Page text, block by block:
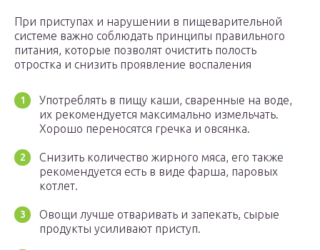
При приступах и нарушении в пищеварительной
системе важно соблюдать принципы правильного
питания, которые позволят очистить полость
отростка и снизить проявление воспаления
Употреблять в пищу каши, сваренные на воде,
их рекомендуется максимально измельчать.
Хорошо переносятся гречка и овсянка.
Снизить количество жирного мяса, его также
рекомендуется есть в виде фарша, паровых
котлет.
Овощи лучше отваривать и запекать, сырые
продукты усиливают приступ.